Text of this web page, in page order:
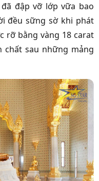
đập vỡ lớp vữa bao
đều sững sờ khi phát
rỡ bằng vàng 18 carat
chất sau những mảng